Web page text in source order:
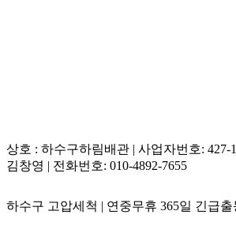
상호 : 하수구하림배관 | 사업자번호: 427-
김창영 | 전화번호: 010-4892-7655
하수구 고압세척 | 연중무휴 365일 긴급출